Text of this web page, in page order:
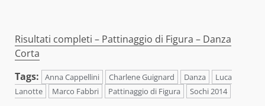
Risultati completi – Pattinaggio di Figura – Danza
Corta
Tags:
Anna Cappellini Charlene Guignard Danza
Luca
Lanotte
Marco Fabbri Pattinaggio di Figura Sochi 2014